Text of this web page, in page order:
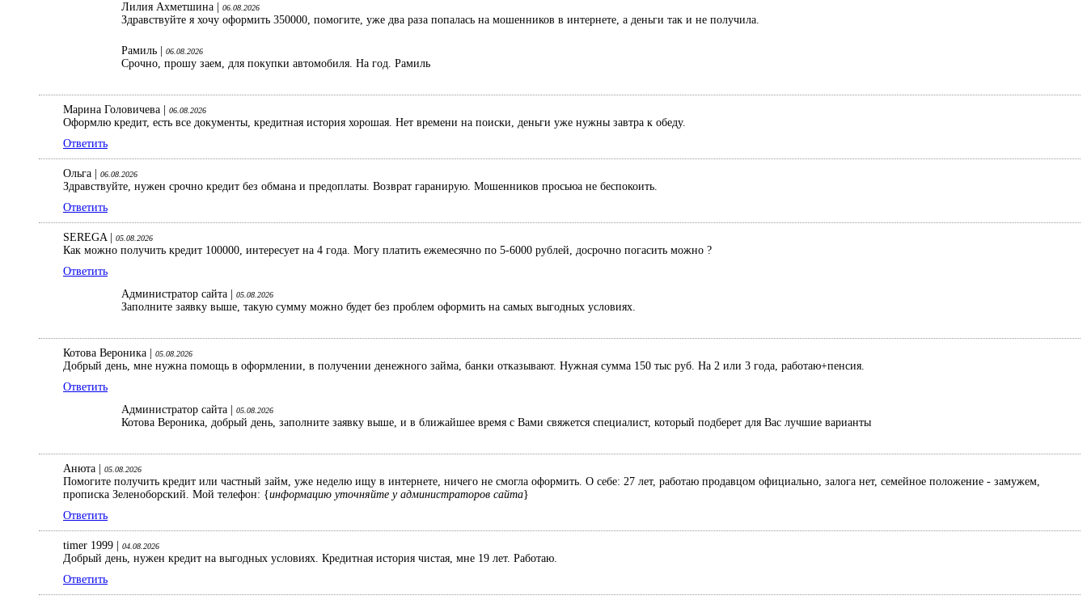
Лилия Ахметшина | 06.08.2026
Здравствуйте я хочу оформить 350000, помогите, уже два раза попалась на мошенников в интернете, а деньги так и не получила.
Рамиль | 06.08.2026
Срочно, прошу заем, для покупки автомобиля. На год. Рамиль
Марина Головичева | 06.08.2026
Оформлю кредит, есть все документы, кредитная история хорошая. Нет времени на поиски, деньги уже нужны завтра к обеду.
Ответить
Ольга | 06.08.2026
Здравствуйте, нужен срочно кредит без обмана и предоплаты. Возврат гаранирую. Мошенников просьюа не беспокоить.
Ответить
SEREGA | 05.08.2026
Как можно получить кредит 100000, интересует на 4 года. Могу платить ежемесячно по 5-6000 рублей, досрочно погасить можно ?
Ответить
Администратор сайта |
05.08.2026
Заполните заявку выше, такую сумму можно будет без проблем оформить на самых выгодных условиях.
Котова Вероника | 05.08.2026
Добрый день, мне нужна помощь в оформлении, в получении денежного займа, банки отказывают. Нужная сумма 150 тыс руб. На 2 или 3 года, работаю+пенсия.
Ответить
Администратор сайта |
05.08.2026
Котова Вероника, добрый день, заполните заявку выше, и в ближайшее время с Вами свяжется специалист, который подберет для Вас лучшие варианты
Анюта | 05.08.2026
Помогите получить кредит или частный займ, уже неделю ищу в интернете, ничего не смогла оформить. О себе: 27 лет, работаю продавцом официально, залога нет, семейное положение - замужем,
прописка Зеленоборский. Мой телефон: {информацию уточняйте у администраторов сайта}
Ответить
timer 1999 | 04.08.2026
Добрый день, нужен кредит на выгодных условиях. Кредитная история чистая, мне 19 лет. Работаю.
Ответить